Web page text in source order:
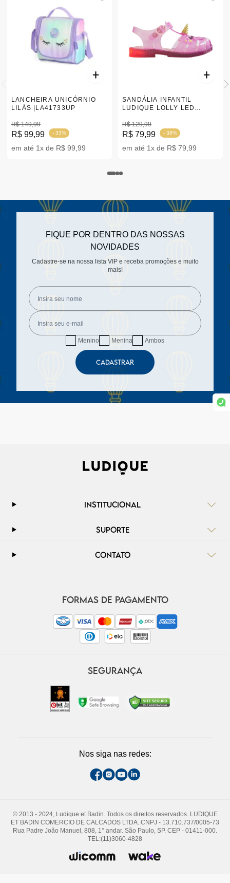
LANCHEIRA UNICÓRNIO
LILÁS |LA41733UP
R$ 149,99
R$ 99,99 - 33%
em até 1x de R$ 99,99
SANDÁLIA INFANTIL
LUDIQUE LOLLY LED
R$ 129,99
R$ 79,99 - 38%
em até 1x de R$ 79,99
FIQUE POR DENTRO DAS NOSSAS
NOVIDADES
Cadastre-se na nossa lista VIP e receba promoções e muito
mais!
Menino Menina Ambos
CADASTRAR
INSTITUCIONAL
SUPORTE
CONTATO
FORMAS DE PAGAMENTO
SEGURANÇA
Nos siga nas redes:
© 2013 - 2024, Ludique et Badin. Todos os direitos reservados. LUDIQUE
ET BADIN COMERCIO DE CALCADOS LTDA. CNPJ - 13.710.737/0005-73
Rua Padre João Manuel, 808, 1° andar. São Paulo, SP. CEP - 01411-000.
TEL:(11)3060-4828